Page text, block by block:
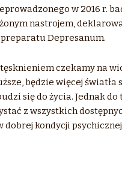
w 2016 r.
nastrojem,
Depresanum.
czekamy na
będzie więcej światła
się do życia. Jednak do
z wszystkich
dobrej kondycji